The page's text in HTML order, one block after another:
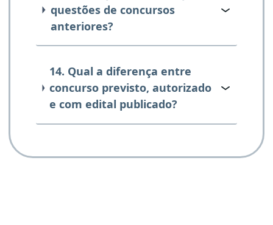
questões de concursos
anteriores?
14. Qual a diferença entre
concurso previsto, autorizado
e com edital publicado?